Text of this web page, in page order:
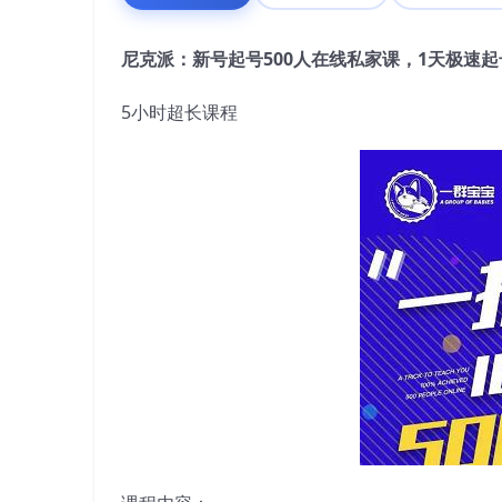
尼克派：新号起号500人在线私家课，1天极速
5小时超长课程